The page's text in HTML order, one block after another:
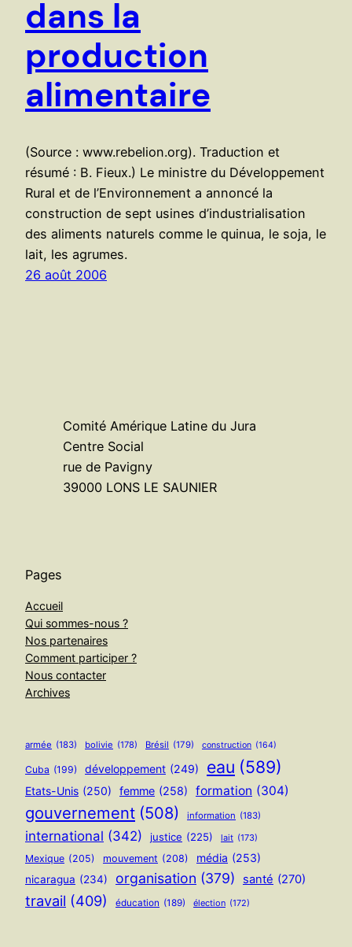
dans la
production
alimentaire
(Source : www.rebelion.org). Traduction et
résumé : B. Fieux.) Le ministre du Développement
Rural et de l’Environnement a annoncé la
construction de sept usines d’industrialisation
des aliments naturels comme le quinua, le soja, le
lait, les agrumes.
26 août 2006
Comité Amérique Latine du Jura
Centre Social
rue de Pavigny
39000 LONS LE SAUNIER
Pages
Accueil
Qui sommes-nous ?
Nos partenaires
Comment participer ?
Nous contacter
Archives
armée (183) bolivie (178) Brésil (179) construction (164)
Cuba (199) développement (249) eau (589)
Etats-Unis (250) femme (258) formation (304)
gouvernement (508) information (183)
international (342) justice (225) lait (173)
Mexique (205) mouvement (208) média (253)
nicaragua (234) organisation (379) santé (270)
travail (409) éducation (189) élection (172)